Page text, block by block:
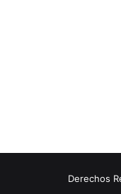
Derechos